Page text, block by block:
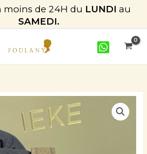
moins de 24H du LUNDI au
SAMEDI.
Le
prix
initial
était :
CFA 17.000.
Le
prix
actuel
CFA 15.000.